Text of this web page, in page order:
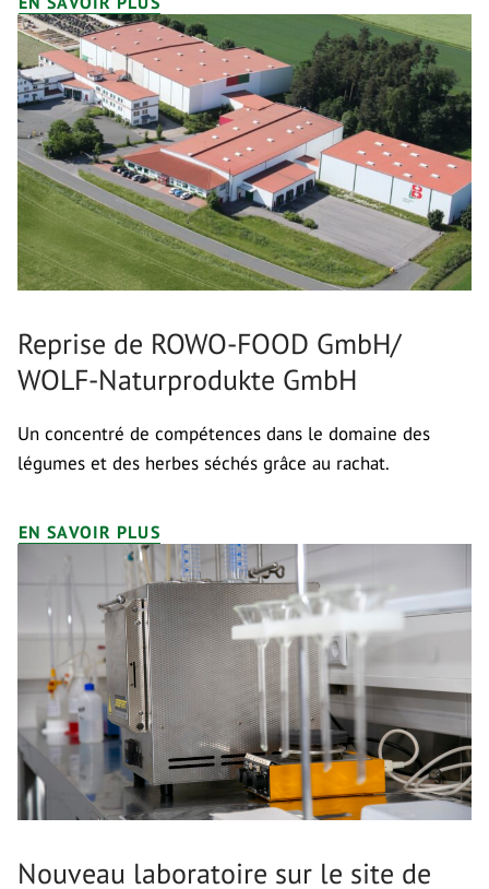
Reprise de ROWO-FOOD GmbH/
WOLF-Naturprodukte GmbH
Un concentré de compétences dans le domaine des
légumes et des herbes séchés grâce au rachat.
EN SAVOIR PLUS
Nouveau laboratoire sur le site de